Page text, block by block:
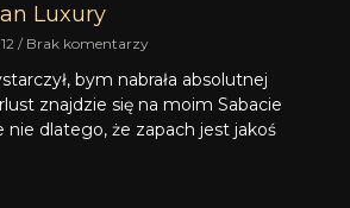
Luxury
Brak komentarzy
bym nabrała absolutnej
znajdzie się na moim Sabacie
nie dlatego, że zapach jest jakoś